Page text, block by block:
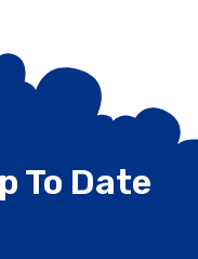
To Date